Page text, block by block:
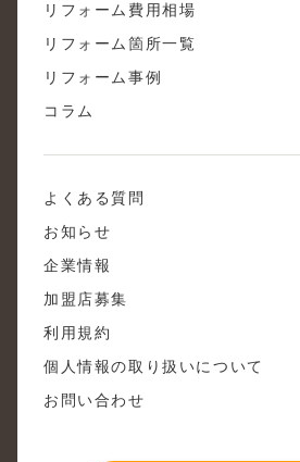
リフォーム費用相場
リフォーム箇所一覧
リフォーム事例
コラム
よくある質問
お知らせ
企業情報
加盟店募集
利用規約
個人情報の取り扱いについて
お問い合わせ